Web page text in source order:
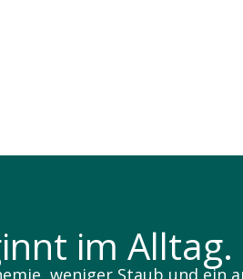
im Alltag.
weniger Staub und ein